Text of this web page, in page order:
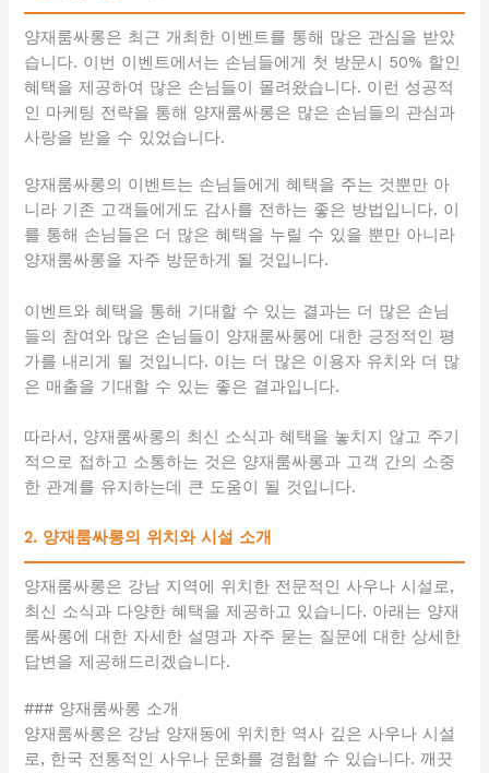
양재룸싸롱은 최근 개최한 이벤트를 통해 많은 관심을 받았
습니다. 이번 이벤트에서는 손님들에게 첫 방문시 50% 할인
혜택을 제공하여 많은 손님들이 몰려왔습니다. 이런 성공적
인 마케팅 전략을 통해 양재룸싸롱은 많은 손님들의 관심과
사랑을 받을 수 있었습니다.
양재룸싸롱의 이벤트는 손님들에게 혜택을 주는 것뿐만 아
니라 기존 고객들에게도 감사를 전하는 좋은 방법입니다. 이
를 통해 손님들은 더 많은 혜택을 누릴 수 있을 뿐만 아니라
양재룸싸롱을 자주 방문하게 될 것입니다.
이벤트와 혜택을 통해 기대할 수 있는 결과는 더 많은 손님
들의 참여와 많은 손님들이 양재룸싸롱에 대한 긍정적인 평
가를 내리게 될 것입니다. 이는 더 많은 이용자 유치와 더 많
은 매출을 기대할 수 있는 좋은 결과입니다.
따라서, 양재룸싸롱의 최신 소식과 혜택을 놓치지 않고 주기
적으로 접하고 소통하는 것은 양재룸싸롱과 고객 간의 소중
한 관계를 유지하는데 큰 도움이 될 것입니다.
2. 양재룸싸롱의 위치와 시설 소개
양재룸싸롱은 강남 지역에 위치한 전문적인 사우나 시설로,
최신 소식과 다양한 혜택을 제공하고 있습니다. 아래는 양재
룸싸롱에 대한 자세한 설명과 자주 묻는 질문에 대한 상세한
답변을 제공해드리겠습니다.
### 양재룸싸롱 소개
양재룸싸롱은 강남 양재동에 위치한 역사 깊은 사우나 시설
로, 한국 전통적인 사우나 문화를 경험할 수 있습니다. 깨끗